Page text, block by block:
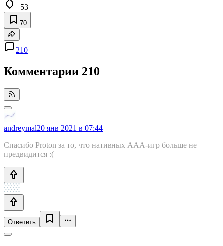
+53
70
210
Комментарии 210
andreymal20 янв 2021 в 07:44
Спасибо Proton за то, что нативных AAA-игр больше не
предвидится :(
Ответить